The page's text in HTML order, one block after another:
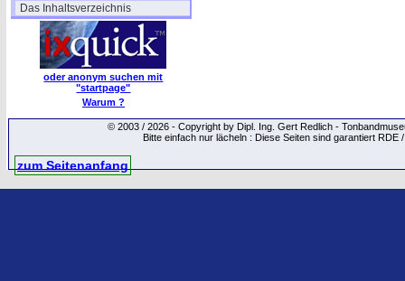
Das Inhaltsverzeichnis
oder anonym suchen mit
"startpage"
Warum ?
© 2003 / 2026 - Copyright by Dipl. Ing. Gert Redlich -
Bitte einfach nur lächeln : Diese Seiten sind garantiert
zum Seitenanfang